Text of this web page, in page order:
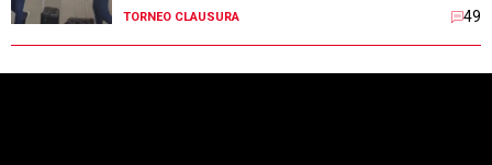
TORNEO CLAUSURA 49